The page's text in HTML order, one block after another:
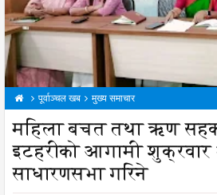
पूर्वाञ्चल खब मुख्य समाचार
महिला बचत तथा ऋण
इटहरीको आगामी
साधारणसभा गरिने